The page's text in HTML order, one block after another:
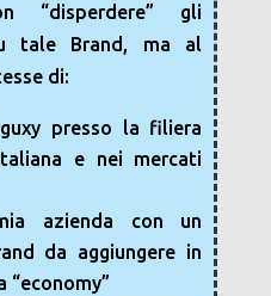
“disperdere” gli
tale Brand, ma al
di:
presso la filiera
e nei mercati
azienda con un
da aggiungere in
“economy”